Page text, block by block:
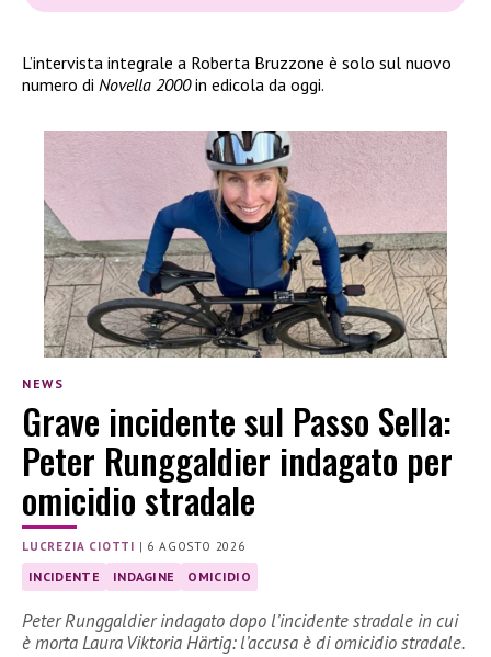
L’intervista integrale a Roberta Bruzzone è solo sul nuovo
numero di Novella 2000in edicola da oggi.
NEWS
Grave incidente sul Passo Sella:
Peter Runggaldier indagato per
omicidio stradale
LUCREZIA CIOTTI | 6 AGOSTO 2026
INCIDENTE INDAGINE OMICIDIO
Peter Runggaldier indagato dopo l’incidente stradale in cui
è morta Laura Viktoria Härtig: l’accusa è di omicidio stradale.